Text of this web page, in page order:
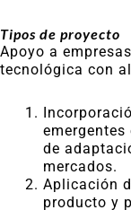
Tipos de proyecto
Apoyo a
tecnológica con
de
mercados.
Aplicación
producto y